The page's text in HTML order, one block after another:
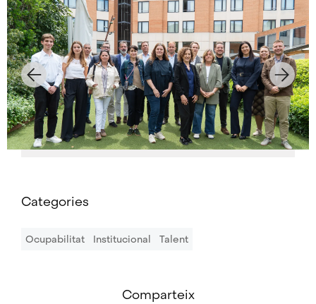
Categories
Ocupabilitat Institucional Talent
Comparteix